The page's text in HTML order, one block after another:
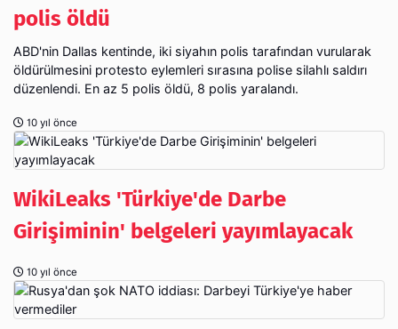
polis öldü
ABD'nin Dallas kentinde, iki siyahın polis tarafından vurularak
öldürülmesini protesto eylemleri sırasına polise silahlı saldırı
düzenlendi. En az 5 polis öldü, 8 polis yaralandı.
10 yıl önce
WikiLeaks 'Türkiye'de Darbe
Girişiminin' belgeleri yayımlayacak
10 yıl önce